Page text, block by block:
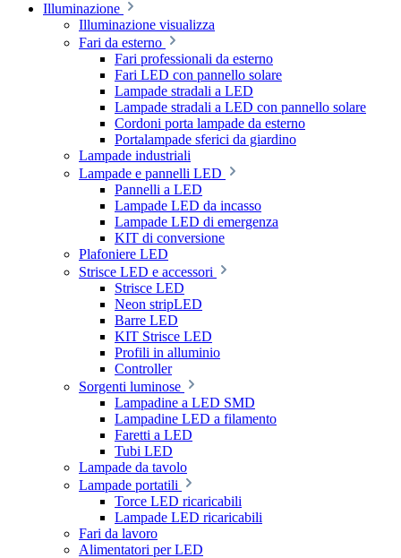
Illuminazione
Illuminazione visualizza
Fari da esterno
Fari professionali da esterno
Fari LED con pannello solare
Lampade stradali a LED
Lampade stradali a LED con pannello solare
Cordoni porta lampade da esterno
Portalampade sferici da giardino
Lampade industriali
Lampade e pannelli LED
Pannelli a LED
Lampade LED da incasso
Lampade LED di emergenza
KIT di conversione
Plafoniere LED
Strisce LED e accessori
Strisce LED
Neon stripLED
Barre LED
KIT Strisce LED
Profili in alluminio
Controller
Sorgenti luminose
Lampadine a LED SMD
Lampadine LED a filamento
Faretti a LED
Tubi LED
Lampade da tavolo
Lampade portatili
Torce LED ricaricabili
Lampade LED ricaricabili
Fari da lavoro
Alimentatori per LED